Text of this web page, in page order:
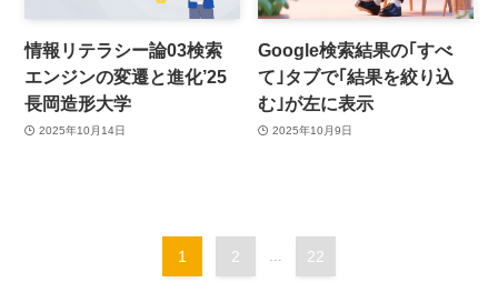
情報リテラシー論03検索
エンジンの変遷と進化’25
長岡造形大学
2025年10月14日
Google検索結果の｢すべ
て｣タブで｢結果を絞り込
む｣が左に表示
2025年10月9日
1 2 ... 22